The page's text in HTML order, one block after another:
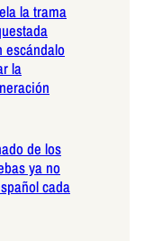
la trama
escándalo
la
de los
ya no
cada